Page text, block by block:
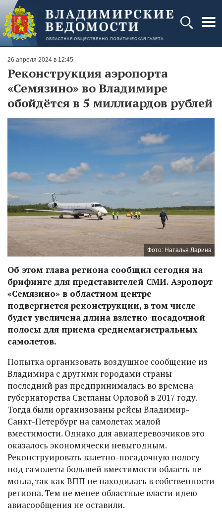
26 апреля 2024 в 12:45
Реконструкция аэропорта
«Семязино» во Владимире
обойдётся в 5 миллиардов рублей
Фото: Наталья Ларина
Об этом глава региона сообщил сегодня на
брифинге для представителей СМИ. Аэропорт
«Семязино» в областном центре
подвергнется реконструкции, в том числе
будет увеличена длина взлетно-посадочной
полосы для приема среднемагистральных
самолетов.
Попытка организовать воздушное сообщение из
Владимира с другими городами страны
последний раз предпринималась во времена
губернаторства Светланы Орловой в 2017 году.
Тогда были организованы рейсы Владимир-
Санкт-Петербург на самолетах малой
вместимости. Однако для авиаперевозчиков это
оказалось экономически невыгодным.
Реконструировать взлетно-посадочную полосу
под самолеты большей вместимости область не
могла, так как ВПП не находилась в собственности
региона. Тем не менее областные власти идею
авиасообщения не оставили.